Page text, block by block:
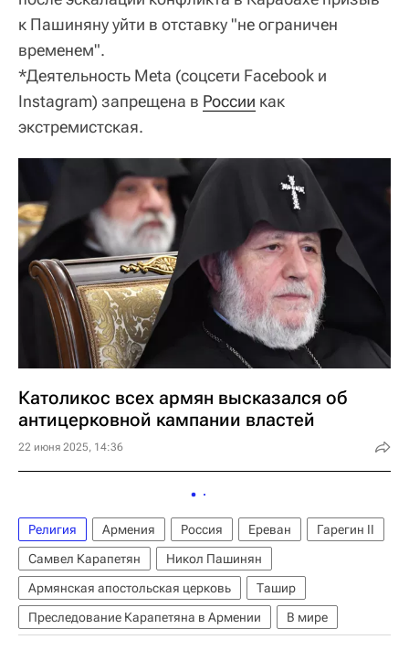
к Пашиняну уйти в отставку "не ограничен
временем".
*Деятельность Meta (соцсети Facebook и
Instagram) запрещена в России как
экстремистская.
Католикос всех армян высказался об
антицерковной кампании властей
22 июня 2025, 14:36
Религия Армения Россия Ереван
Гарегин II
Самвел Карапетян
Никол Пашинян
Армянская апостольская церковь
Ташир
Преследование Карапетяна в Армении
В мире